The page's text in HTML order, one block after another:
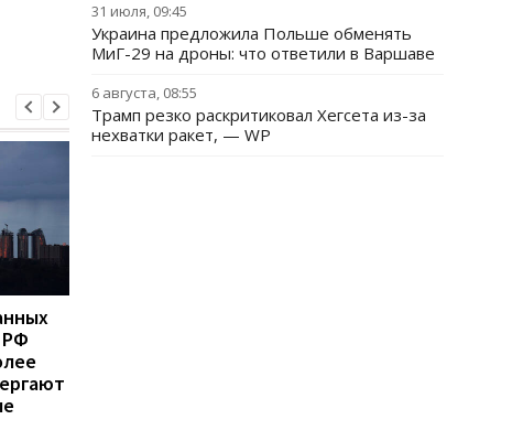
РФ
31 июля, 09:45
Украина предложила Польше обменять
МиГ-29 на дроны: что ответили в Варшаве
6 августа, 08:55
Трамп резко раскритиковал Хегсета из-за
нехватки ракет, — WP